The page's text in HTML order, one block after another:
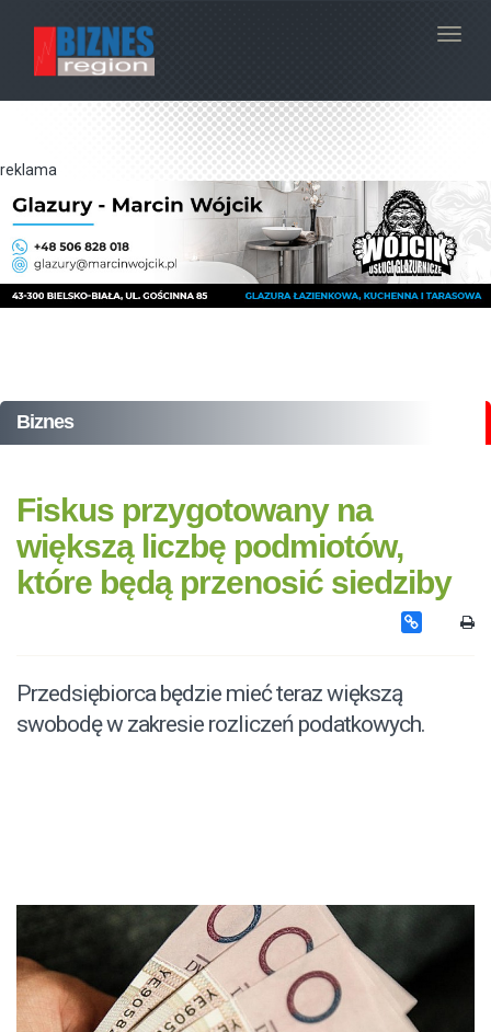
reklama
Biznes
Fiskus przygotowany na
większą liczbę podmiotów,
które będą przenosić siedziby
Przedsiębiorca będzie mieć teraz większą
swobodę w zakresie rozliczeń podatkowych.